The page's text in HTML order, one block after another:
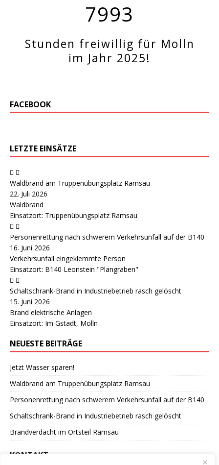
7993
Stunden freiwillig für Molln
im Jahr 2025!
FACEBOOK
LETZTE EINSÄTZE
Waldbrand am Truppenübungsplatz Ramsau
22. Juli 2026
Waldbrand
Einsatzort: Truppenübungsplatz Ramsau
Personenrettung nach schwerem Verkehrsunfall auf der B140
16. Juni 2026
Verkehrsunfall eingeklemmte Person
Einsatzort: B140 Leonstein "Plangraben"
Schaltschrank-Brand in Industriebetrieb rasch gelöscht
15. Juni 2026
Brand elektrische Anlagen
Einsatzort: Im Gstadt, Molln
NEUESTE BEITRÄGE
Jetzt Wasser sparen!
Waldbrand am Truppenübungsplatz Ramsau
Personenrettung nach schwerem Verkehrsunfall auf der B140
Schaltschrank-Brand in Industriebetrieb rasch gelöscht
Brandverdacht im Ortsteil Ramsau
KONTAKT